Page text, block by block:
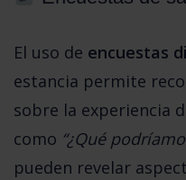
El uso de encuestas
estancia permite
sobre la experiencia
como “¿Qué
pueden revelar